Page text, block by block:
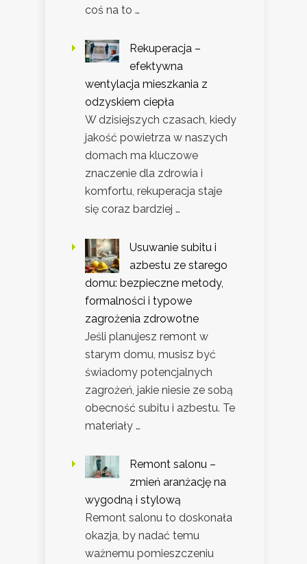
coś na to …
Rekuperacja –
efektywna
wentylacja mieszkania z
odzyskiem ciepła
W dzisiejszych czasach, kiedy
jakość powietrza w naszych
domach ma kluczowe
znaczenie dla zdrowia i
komfortu, rekuperacja staje
się coraz bardziej …
Usuwanie subitu i
azbestu ze starego
domu: bezpieczne metody,
formalności i typowe
zagrożenia zdrowotne
Jeśli planujesz remont w
starym domu, musisz być
świadomy potencjalnych
zagrożeń, jakie niesie ze sobą
obecność subitu i azbestu. Te
materiały …
Remont salonu –
zmień aranżację na
wygodną i stylową
Remont salonu to doskonała
okazja, by nadać temu
ważnemu pomieszczeniu